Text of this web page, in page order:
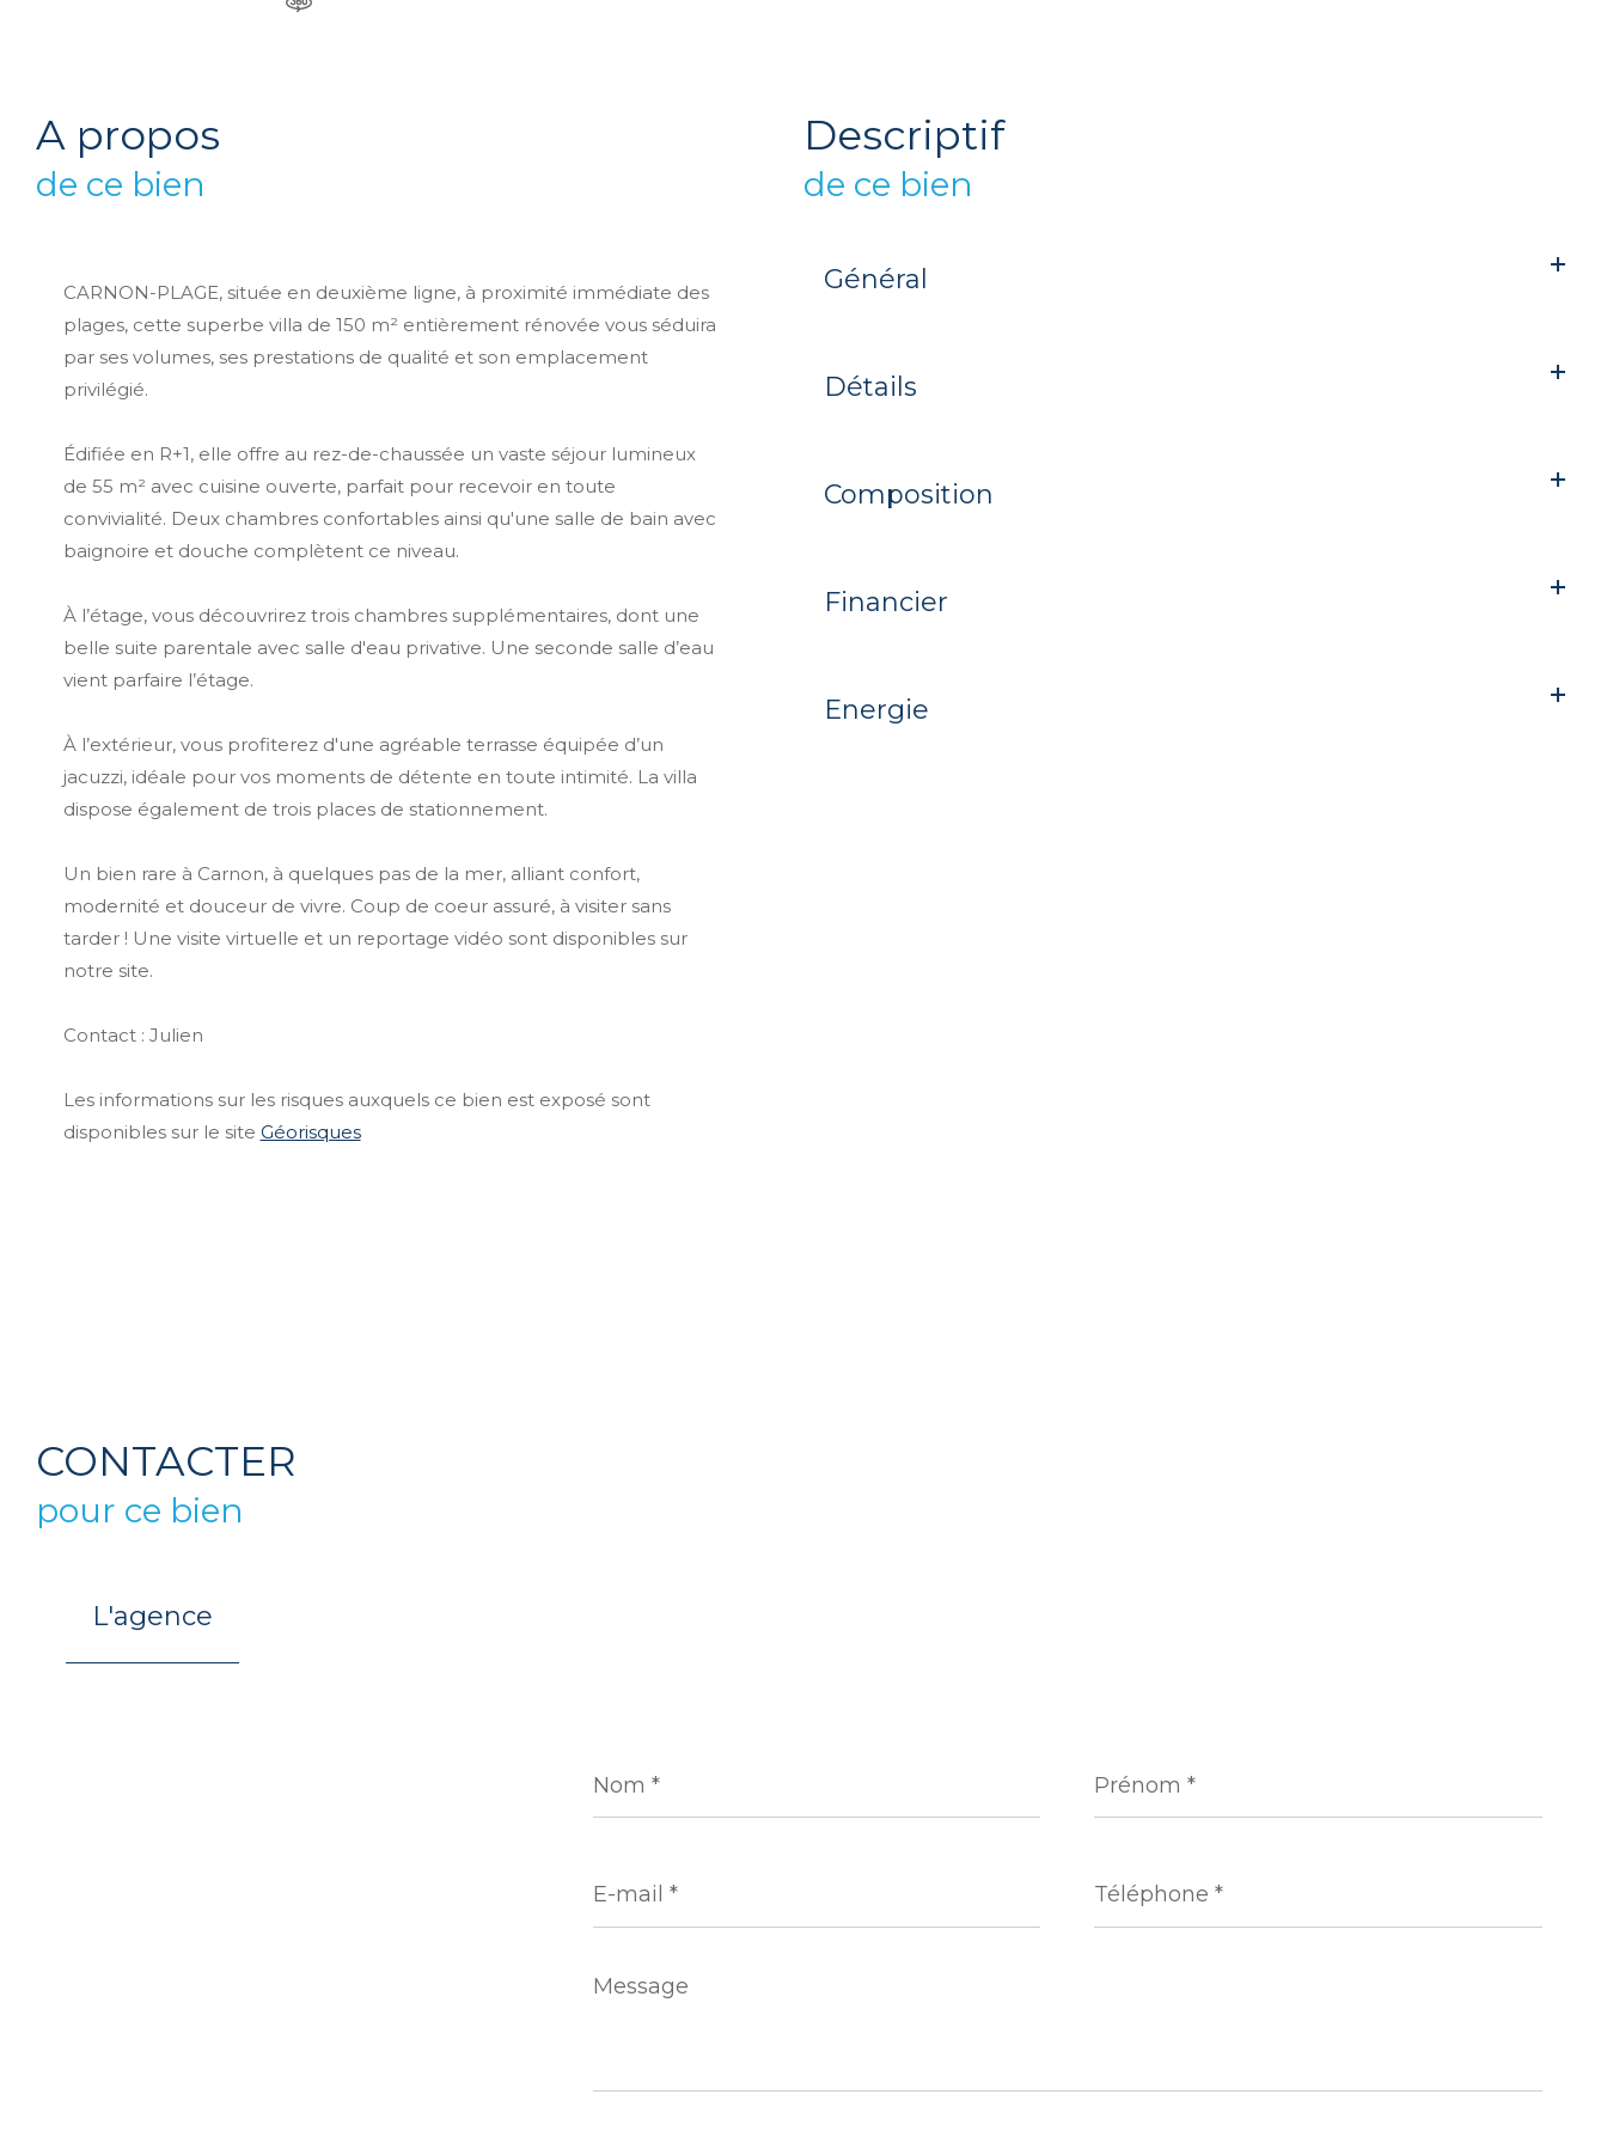
a propos
de ce bien
CARNON-PLAGE, située en deuxième ligne, à proximité immédiate des
plages, cette superbe villa de 150 m² entièrement rénovée vous séduira
par ses volumes, ses prestations de qualité et son emplacement
privilégié.
Édifiée en R+1, elle offre au rez-de-chaussée un vaste séjour lumineux
de 55 m² avec cuisine ouverte, parfait pour recevoir en toute
convivialité. Deux chambres confortables ainsi qu'une salle de bain avec
baignoire et douche complètent ce niveau.
À l’étage, vous découvrirez trois chambres supplémentaires, dont une
belle suite parentale avec salle d'eau privative. Une seconde salle d’eau
vient parfaire l’étage.
À l’extérieur, vous profiterez d'une agréable terrasse équipée d’un
jacuzzi, idéale pour vos moments de détente en toute intimité. La villa
dispose également de trois places de stationnement.
Un bien rare à Carnon, à quelques pas de la mer, alliant confort,
modernité et douceur de vivre. Coup de coeur assuré, à visiter sans
tarder ! Une visite virtuelle et un reportage vidéo sont disponibles sur
notre site.
Contact : Julien
Les informations sur les risques auxquels ce bien est exposé sont
disponibles sur le site Géorisques
descriptif
de ce bien
Général
Détails
Composition
Financier
Energie
CONTACTER
pour ce bien
L'agence
* *
mail
*
*
Message
*